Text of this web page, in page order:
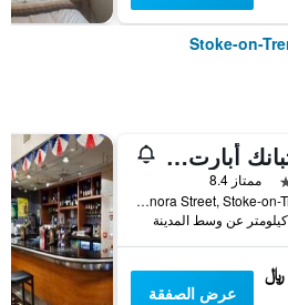
بوتبانك أبارت هوتل
ممتاز 8.4
Spode Works, Elenora Street, Stoke-on-Trent, المملكة المتحدة
عرض الصفقة